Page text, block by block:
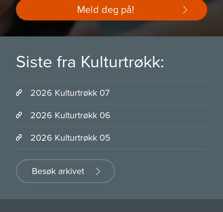
Meld deg på!
Siste fra Kulturtrøkk:
2026 Kulturtrøkk 07
2026 Kulturtrøkk 06
2026 Kulturtrøkk 05
Besøk arkivet